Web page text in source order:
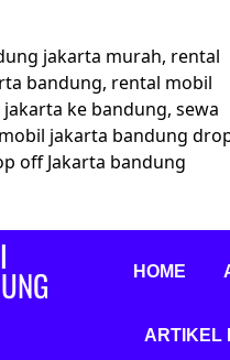
jakarta murah, rental
bandung, rental mobil
ke bandung, sewa
jakarta bandung
off Jakarta bandung
HOME
ARTIKEL